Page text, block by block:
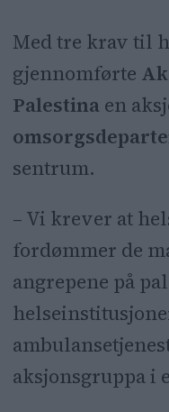
Med tre krav til
gjennomførte
Palestina en
sentrum.
– Vi krever at
fordømmer de
angrepene på
aksjonsgruppa i